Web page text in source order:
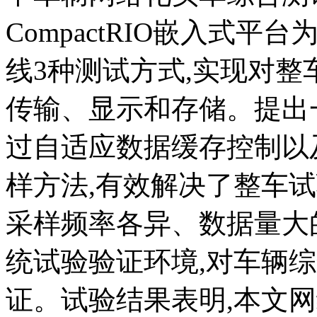
CompactRIO嵌入式平台
线3种测试方式,实现对整
传输、显示和存储。提
过自适应数据缓存控制
样方法,有效解决了整车
采样频率各异、数据量
统试验验证环境,对车辆
证。试验结果表明,本文